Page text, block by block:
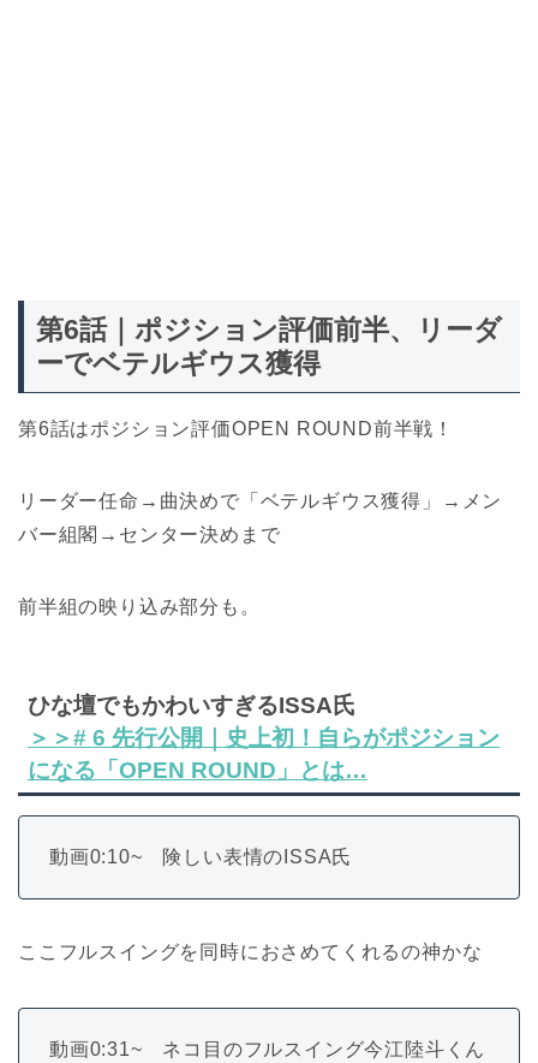
第6話｜ポジション評価前半、リーダ
ーでベテルギウス獲得
第6話はポジション評価OPEN ROUND前半戦！
リーダー任命→曲決めで「ベテルギウス獲得」→メン
バー組閣→センター決めまで
前半組の映り込み部分も。
ひな壇でもかわいすぎるISSA氏
＞＞# 6 先行公開｜史上初！自らがポジション
になる「OPEN ROUND」とは…
動画0:10~ 険しい表情のISSA氏
ここフルスイングを同時におさめてくれるの神かな
動画0:31~ ネコ目のフルスイング今江陸斗くん